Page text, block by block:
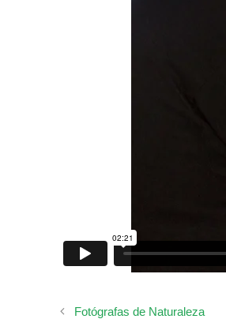
Fotógrafas de Naturaleza